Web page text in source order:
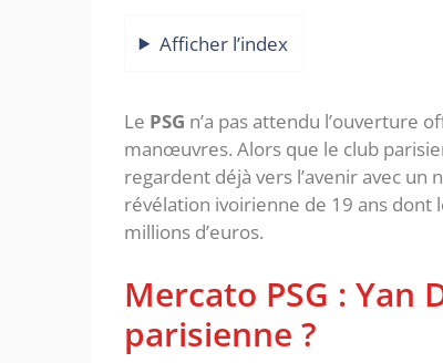
Afficher l’index
Le PSG n’a pas attendu l’ouverture
manœuvres. Alors que le club
regardent déjà vers l’avenir avec
révélation ivoirienne de 19 ans
millions d’euros.
‎Mercato PSG : Yan
parisienne ?